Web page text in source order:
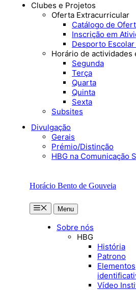
Clubes e Projetos
Oferta Extracurricular
Catálogo de
Inscrição em
Desporto
Horário de
Segunda
Terça
Quarta
Quinta
Sexta
Subsites
Divulgação
Gerais
Prémio/Distinção
HBG na Comunicação
Horácio Bento de Gouveia
MenuMenu
Sobre nós
HBG
História
Patrono
Elementos
Vídeo